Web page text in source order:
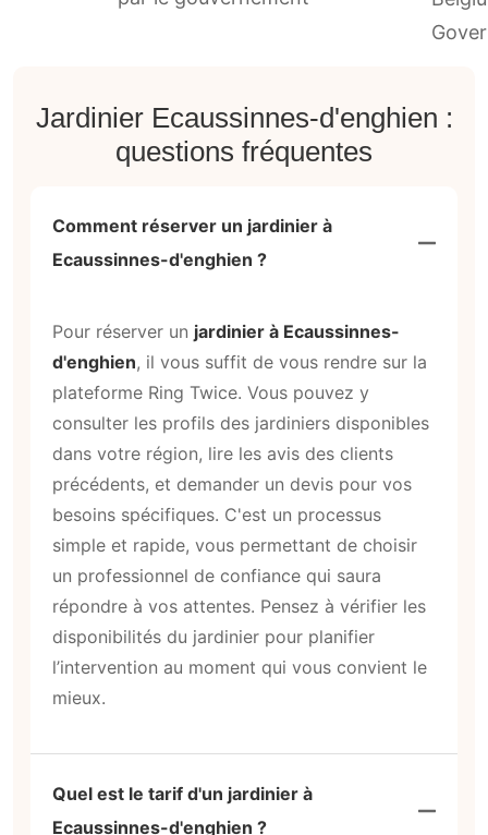
Jardinier Ecaussinnes-d'enghien :
questions fréquentes
Comment réserver un jardinier à
Ecaussinnes-d'enghien ?
Pour réserver un jardinier à Ecaussinnes-
d'enghien, il vous suffit de vous rendre sur la
plateforme Ring Twice. Vous pouvez y
consulter les profils des jardiniers disponibles
dans votre région, lire les avis des clients
précédents, et demander un devis pour vos
besoins spécifiques. C'est un processus
simple et rapide, vous permettant de choisir
un professionnel de confiance qui saura
répondre à vos attentes. Pensez à vérifier les
disponibilités du jardinier pour planifier
l’intervention au moment qui vous convient le
mieux.
Quel est le tarif d'un jardinier à
Ecaussinnes-d'enghien ?